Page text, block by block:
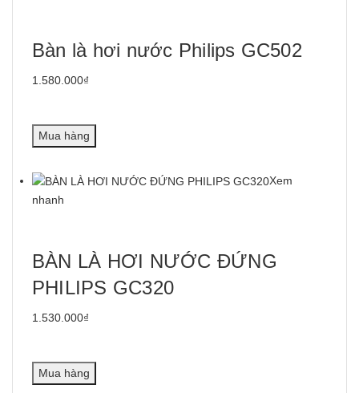
Bàn là hơi nước Philips GC502
1.580.000₫
Mua hàng
Xem
nhanh
BÀN LÀ HƠI NƯỚC ĐỨNG
PHILIPS GC320
1.530.000₫
Mua hàng